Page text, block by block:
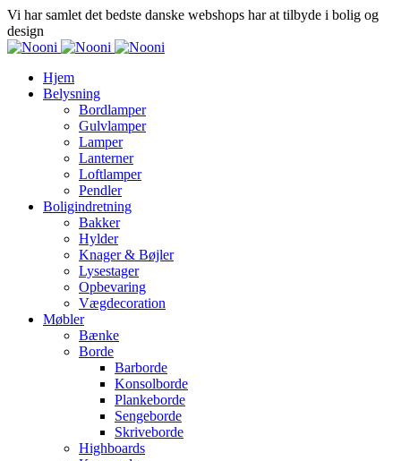
Vi har samlet det bedste danske webshops har at tilbyde i bolig og
design
Hjem
Belysning
Bordlamper
Gulvlamper
Lamper
Lanterner
Loftlamper
Pendler
Boligindretning
Bakker
Hylder
Knager & Bøjler
Lysestager
Opbevaring
Vægdecoration
Møbler
Bænke
Borde
Barborde
Konsolborde
Plankeborde
Sengeborde
Skriveborde
Highboards